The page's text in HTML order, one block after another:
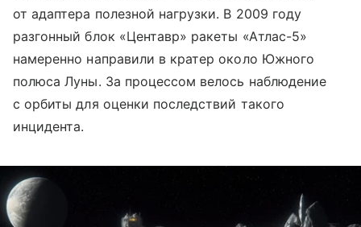
от адаптера полезной нагрузки. В 2009 году
разгонный блок «Центавр» ракеты «Атлас-5»
намеренно направили в кратер около Южного
полюса Луны. За процессом велось наблюдение
с орбиты для оценки последствий такого
инцидента.